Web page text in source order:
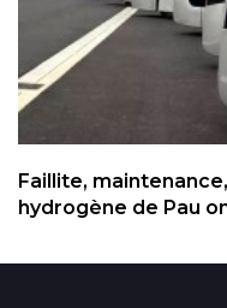
Faillite,
hydrogène de Pau